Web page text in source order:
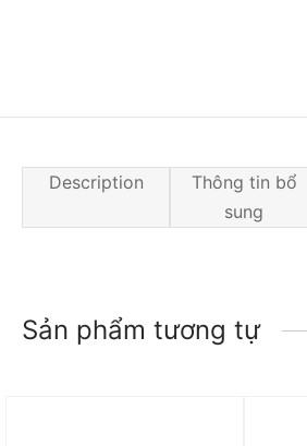
Description
Thông tin bổ
sung
Sản phẩm tương tự